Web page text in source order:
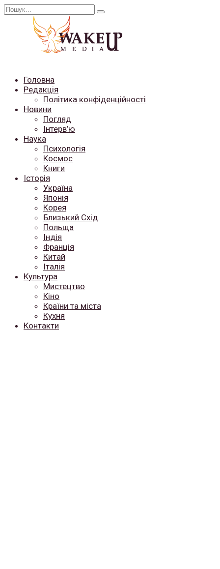
Перейти
Search
Головна
Редакція
Політика конфіденційності
Новини
Погляд
Інтерв’ю
Наука
Психологія
Космос
Книги
Історія
Україна
Японія
Корея
Близький Схід
Польща
Індія
Франція
Китай
Італія
Культура
Мистецтво
Кіно
Країни та міста
Кухня
Контакти